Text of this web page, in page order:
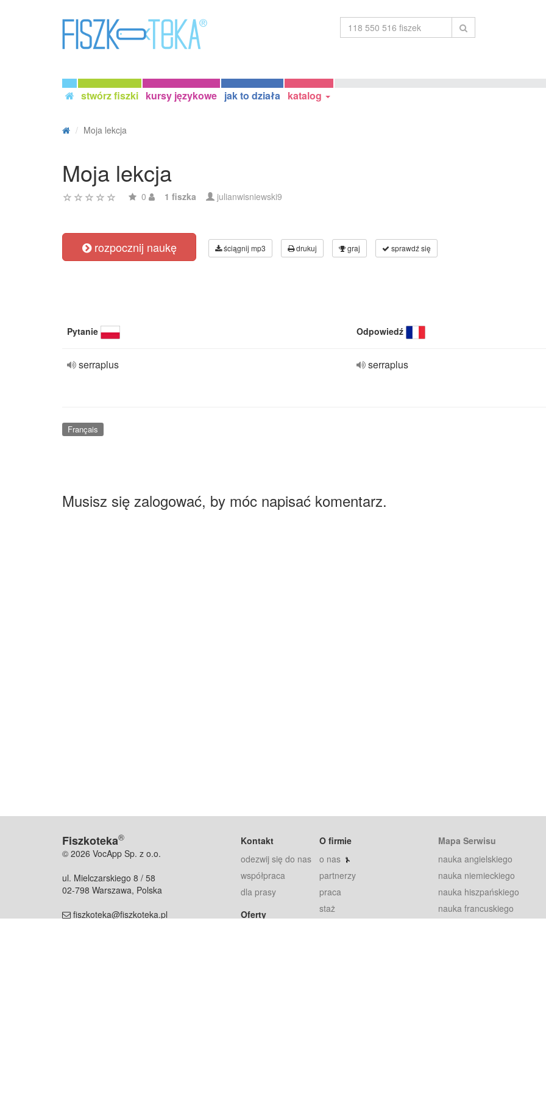
stwórz fiszki kursy językowe jak to działa katalog
Moja lekcja
Moja lekcja
0 1 fiszka julianwisniewski9
rozpocznij naukę ściągnij mp3 drukuj graj sprawdź się
Pytanie Odpowiedź
serraplus serraplus
Français
Musisz się zalogować, by móc napisać komentarz.
Fiszkoteka®
© 2026 VocApp Sp. z o.o.
ul. Mielczarskiego 8 / 58
02-798 Warszawa, Polska
fiszkoteka@fiszkoteka.pl
Kontakt
odezwij się do nas
współpraca
dla prasy
Oferty
O firmie
o nas
partnerzy
praca
staż
Mapa Serwisu
nauka angielskiego
nauka niemieckiego
nauka hiszpańskiego
nauka francuskiego